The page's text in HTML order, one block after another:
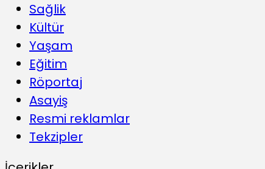
Sağlik
Kültür
Yaşam
Eğitim
Röportaj
Asayiş
Resmi reklamlar
Tekzipler